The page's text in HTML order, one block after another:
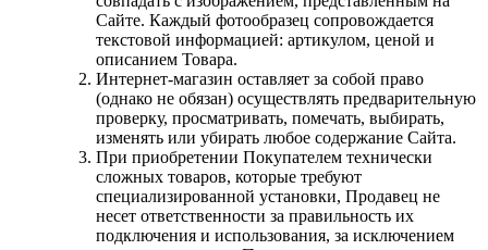
Сайте. Каждый фотообразец сопровождается
текстовой информацией: артикулом, ценой и
описанием Товара.
Интернет-магазин оставляет за собой право
(однако не обязан) осуществлять предварительную
проверку, просматривать, помечать, выбирать,
изменять или убирать любое содержание Сайта.
При приобретении Покупателем технически
сложных товаров, которые требуют
специализированной установки, Продавец не
несет ответственности за правильность их
подключения и использования, за исключением